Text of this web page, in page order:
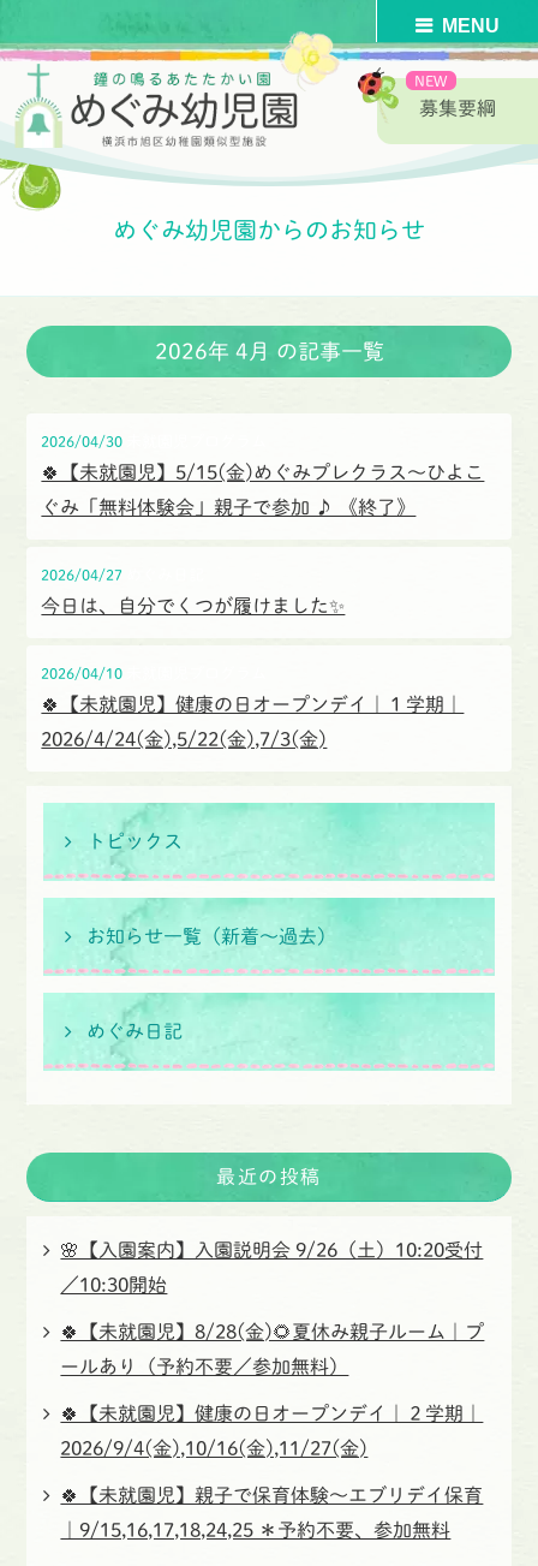
募集要綱
HOME
めぐみ幼児園からのお知らせ
2026年 4月 の記事一覧
2026/04/30
🍀【未就園児】5/15(金)めぐみプレクラス〜ひよこ
ぐみ「無料体験会」親子で参加 ♪ 《終了》
2026/04/27
今日は、自分でくつが履けました✨
2026/04/10
🍀【未就園児】健康の日オープンデイ｜１学期｜
2026/4/24(金),5/22(金),7/3(金)
トピックス
お知らせ一覧（新着〜過去）
めぐみ日記
最近の投稿
🌸【入園案内】入園説明会 9/26（土）10:20受付
／10:30開始
🍀【未就園児】8/28(金)🌻夏休み親子ルーム｜プ
ールあり（予約不要／参加無料）
🍀【未就園児】健康の日オープンデイ｜２学期｜
2026/9/4(金),10/16(金),11/27(金)
🍀【未就園児】親子で保育体験〜エブリデイ保育
｜9/15,16,17,18,24,25 ＊予約不要、参加無料